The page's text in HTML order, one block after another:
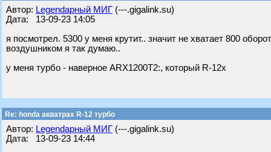
Автор: Legendарный МИГ (---.gigalink.su)
Дата: 13-09-23 14:05
я посмотрел. 5300 у меня крутит.. значит не хватает 800
воздушником я так думаю..
у меня турбо - наверное ARX1200T2:, который R-12х
Re: honda акватрах R-12 турбо
Автор: Legendарный МИГ (---.gigalink.su)
Дата: 13-09-23 14:44